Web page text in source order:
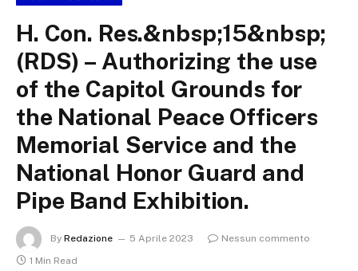
H. Con. Res.&nbsp;15&nbsp;
(RDS) – Authorizing the use
of the Capitol Grounds for
the National Peace Officers
Memorial Service and the
National Honor Guard and
Pipe Band Exhibition.
By Redazione 5 Aprile 2023
Nessun commento
1 Min Read